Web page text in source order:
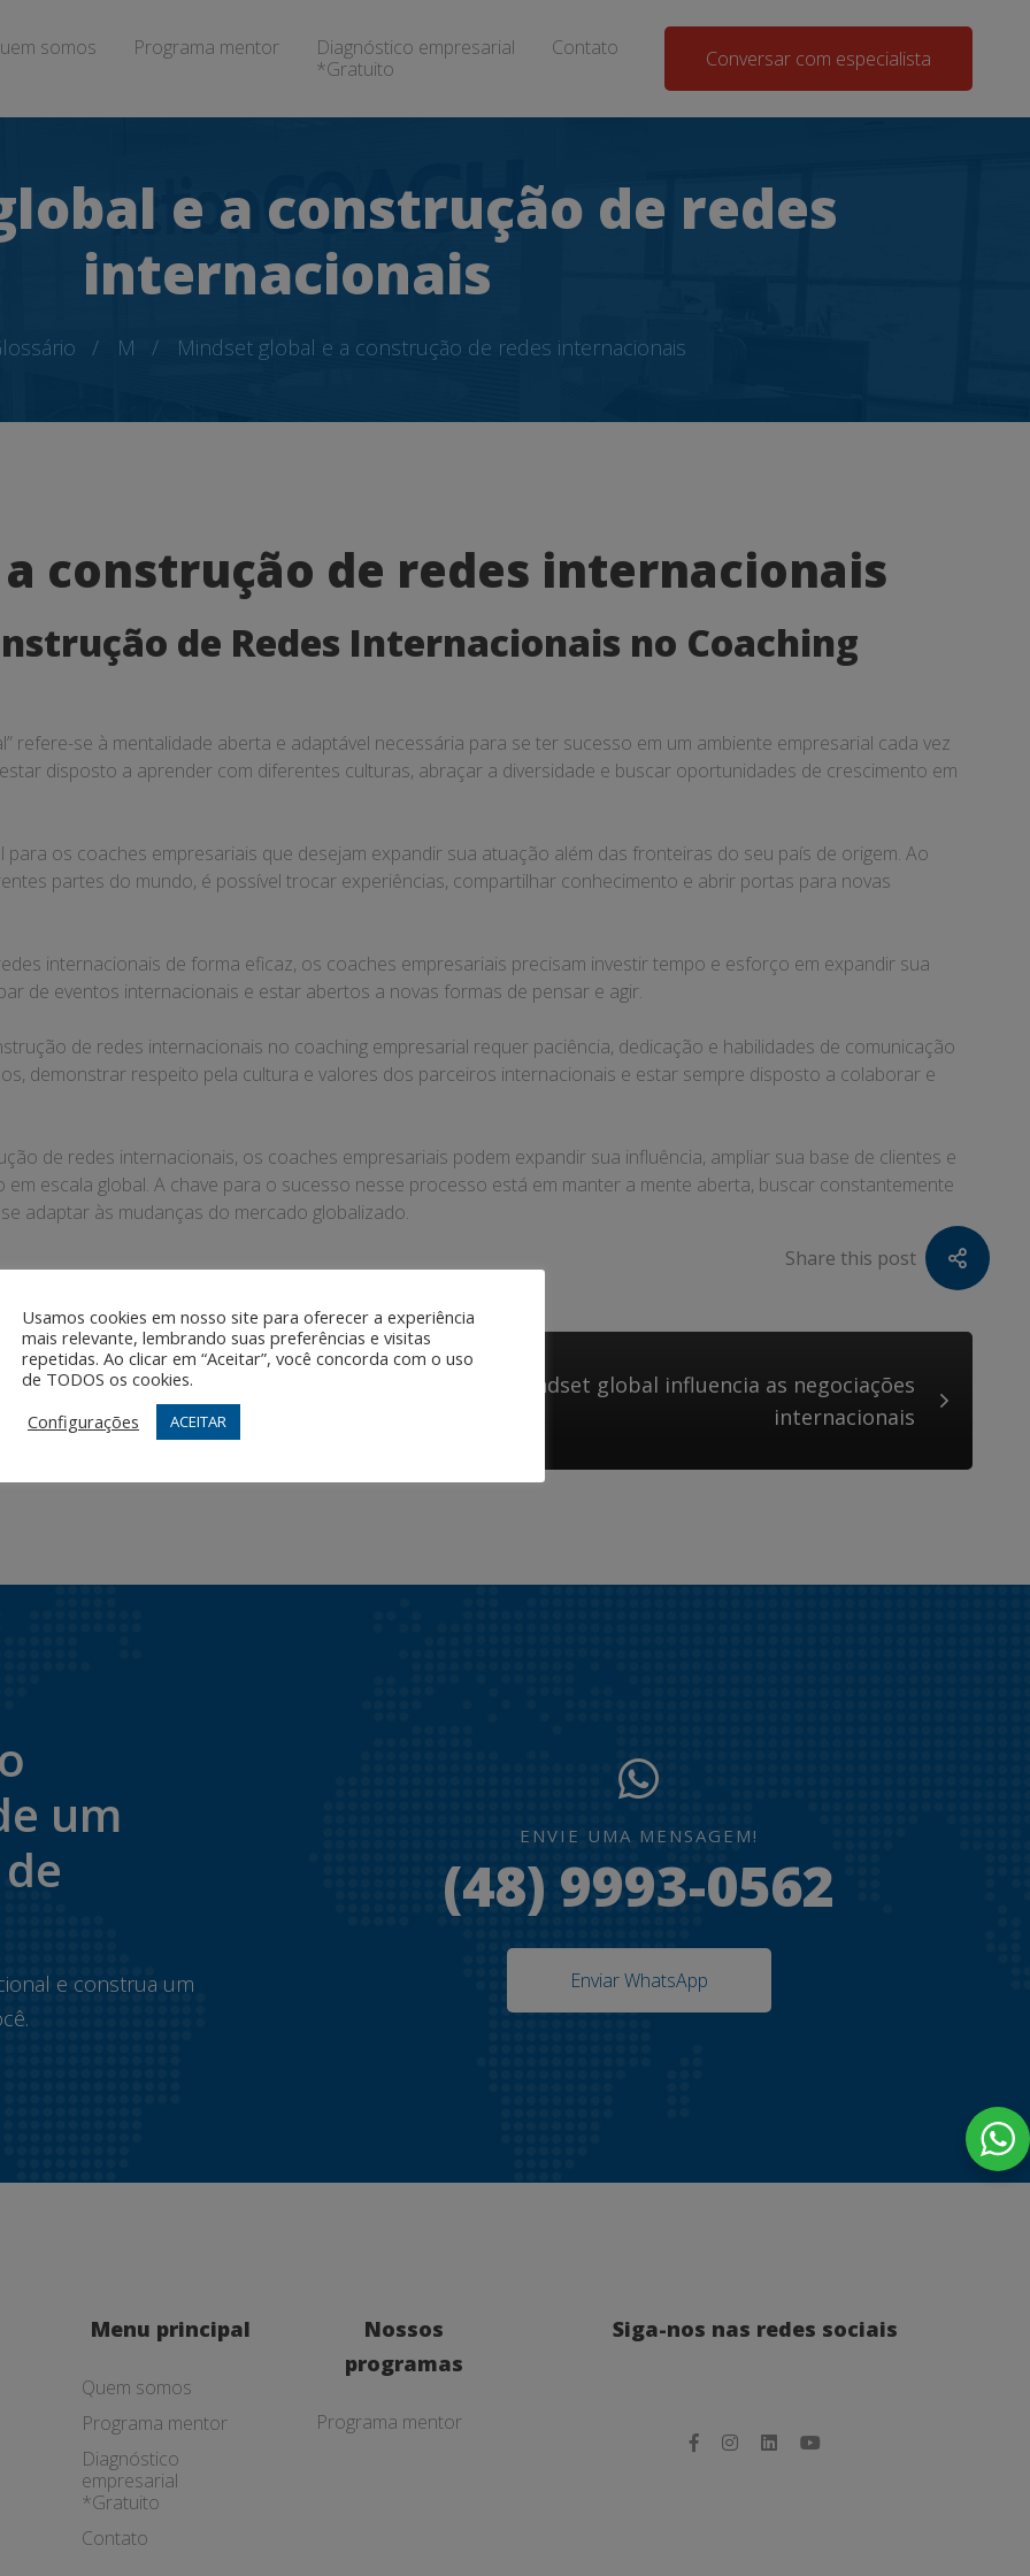
somos Programa mentor
Diagnóstico empresarial
*Gratuito
Contato Conversar com especialista
e a construção de redes
internacionais
M Mindset global e a construção de redes internacionais
construção de redes internacionais
de Redes Internacionais no Coaching
refere-se à mentalidade aberta e adaptável necessária para se ter sucesso em um ambiente empresarial cada vez
disposto a aprender com diferentes culturas, abraçar a diversidade e buscar oportunidades de crescimento em
os coaches empresariais que desejam expandir sua atuação além das fronteiras do seu país de origem. Ao
partes do mundo, é possível trocar experiências, compartilhar conhecimento e abrir portas para novas
internacionais de forma eficaz, os coaches empresariais precisam investir tempo e esforço em expandir sua
de eventos internacionais e estar abertos a novas formas de pensar e agir.
de redes internacionais no coaching empresarial requer paciência, dedicação e habilidades de comunicação
demonstrar respeito pela cultura e valores dos parceiros internacionais e estar sempre disposto a colaborar e
de redes internacionais, os coaches empresariais podem expandir sua influência, ampliar sua base de clientes e
escala global. A chave para o sucesso nesse processo está em manter a mente aberta, buscar constantemente
adaptar às mudanças do mercado globalizado.
Share this post
para um mindset
Como o mindset global influencia as negociações
internacionais
um
e construa um
ENVIE UMA MENSAGEM!
(48) 9993-0562
Enviar WhatsApp
Menu principal
Quem somos
Programa mentor
Diagnóstico
empresarial
*Gratuito
Contato
Nossos
programas
Programa mentor
Siga-nos nas redes sociais
Usamos cookies em nosso site para oferecer a experiência
mais relevante, lembrando suas preferências e visitas
repetidas. Ao clicar em “Aceitar”, você concorda com o uso
de TODOS os cookies.
Configurações
ACEITAR